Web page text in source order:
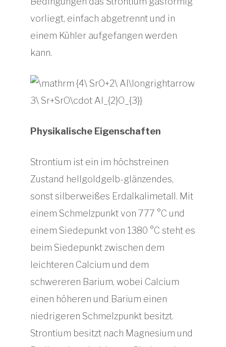
vorliegt, einfach abgetrennt und in
einem Kühler aufgefangen werden
kann.
Physikalische Eigenschaften
Strontium ist ein im höchstreinen
Zustand hellgoldgelb-glänzendes,
sonst silberweißes Erdalkalimetall. Mit
einem Schmelzpunkt von 777 °C und
einem Siedepunkt von 1380 °C steht es
beim Siedepunkt zwischen dem
leichteren Calcium und dem
schwereren Barium, wobei Calcium
einen höheren und Barium einen
niedrigeren Schmelzpunkt besitzt.
Strontium besitzt nach Magnesium und